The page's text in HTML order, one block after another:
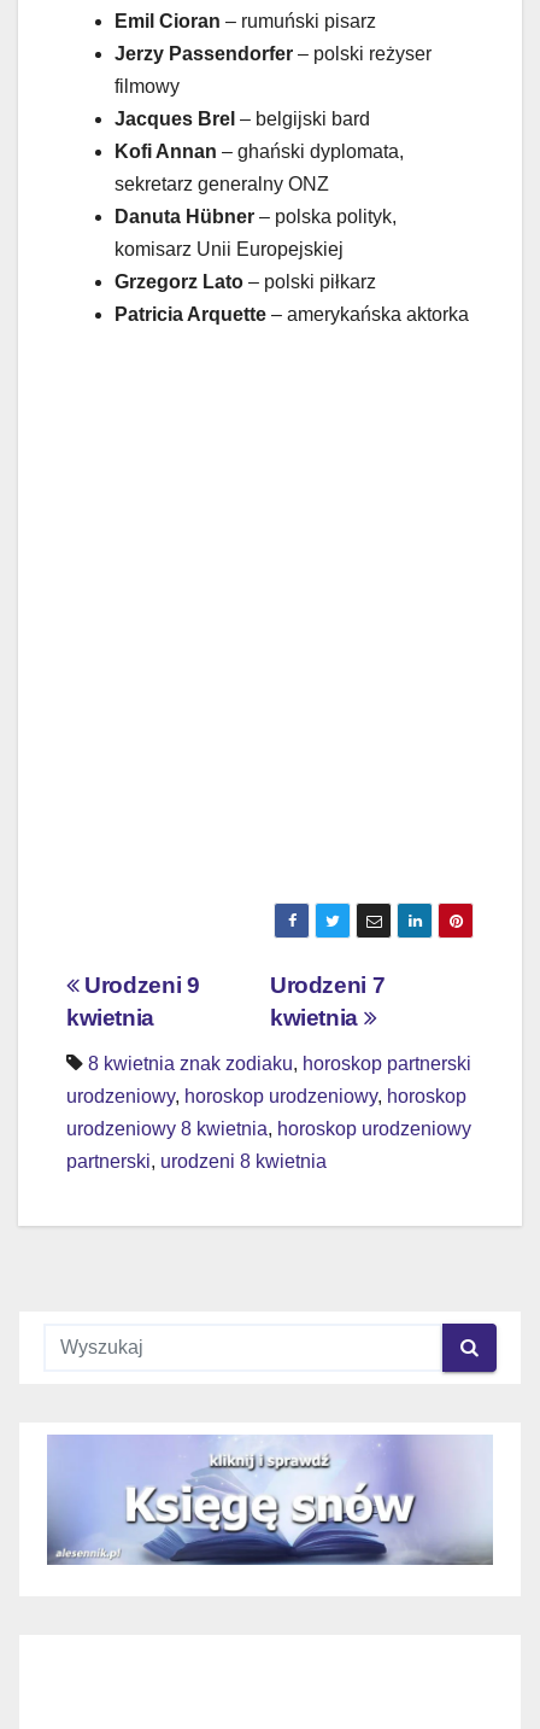
Emil Cioran – rumuński pisarz
Jerzy Passendorfer – polski reżyser
filmowy
Jacques Brel – belgijski bard
Kofi Annan – ghański dyplomata,
sekretarz generalny ONZ
Danuta Hübner – polska polityk,
komisarz Unii Europejskiej
Grzegorz Lato – polski piłkarz
Patricia Arquette – amerykańska aktorka
Nawigacja
wpisu
Urodzeni 7
kwietnia
Urodzeni 9
kwietnia
8 kwietnia znak zodiaku, horoskop partnerski
urodzeniowy, horoskop urodzeniowy, horoskop
urodzeniowy 8 kwietnia, horoskop urodzeniowy
partnerski, urodzeni 8 kwietnia